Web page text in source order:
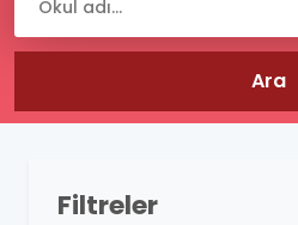
Filtreler